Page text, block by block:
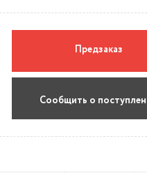
Предзаказ
Сообщить о